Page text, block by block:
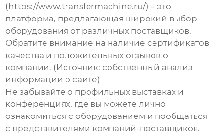
(https://www.transfermachine.ru/) – это
платформа, предлагающая широкий выбор
оборудования от различных поставщиков.
Обратите внимание на наличие сертификатов
качества и положительных отзывов о
компании. (Источник: собственный анализ
информации о сайте)
Не забывайте о профильных выставках и
конференциях, где вы можете лично
ознакомиться с оборудованием и пообщаться
с представителями компаний-поставщиков.